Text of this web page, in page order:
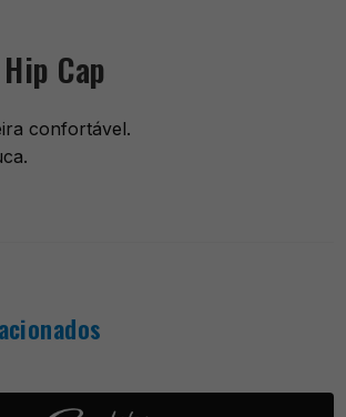
Cap
confortável.